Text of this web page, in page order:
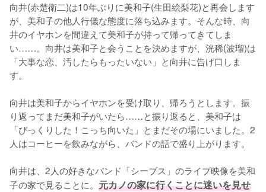
向井(赤楚衛二)は10年ぶりに美和子(生田絵梨花)と再会します
が、美和子の他人行儀な態度に落ち込みます。そんな時、向
井のイヤホンを間違えて美和子が持って帰ってきてしま
い……。向井は美和子と会うことを決めますが、洸稀(波瑠)は
「大事な恋、汚したらもったいない」と向井に告げ口しま
す。
向井は美和子からイヤホンを受け取り、帰ろうとします。振
り返ってまだ美和子がいたら……と振り返ると、美和子は
「びっくりした！こっち向いた」とまだその場にいました。2
人はコーヒーを飲みながら、バンドの話で盛り上がります。
向井は、2人の好きなバンド「シーブス」のライブ映像を美和
子の家で見ることに。 元カノの家に行くことに迷いを見せ